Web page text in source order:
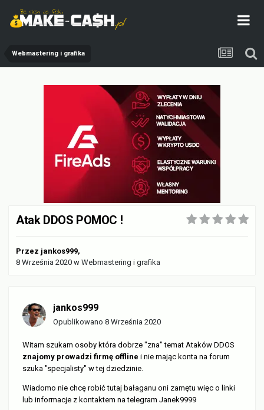
Webmastering i grafika
Atak DDOS POMOC !
Przez jankos999,
8 Września 2020 w Webmastering i grafika
jankos999
Opublikowano 8 Września 2020
Witam szukam osoby która dobrze "zna" temat Ataków DDOS
znajomy prowadzi firmę offline i nie mając konta na forum
szuka "specjalisty" w tej dziedzinie.
Wiadomo nie chcę robić tutaj bałaganu oni zamętu więc o linki
lub informacje z kontaktem na telegram Janek9999